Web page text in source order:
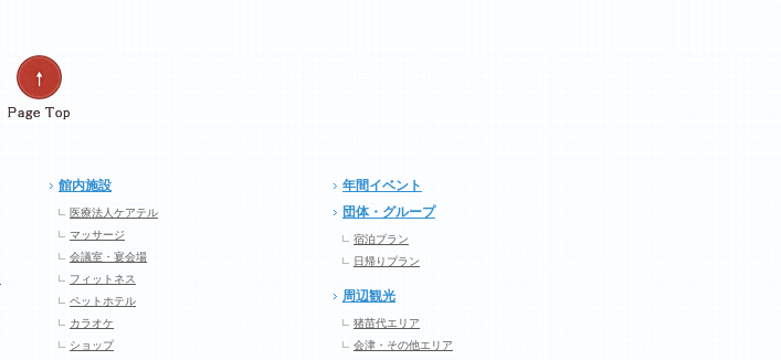
館内施設
医療法人ケアテル
マッサージ
会議室・宴会場
フィットネス
ペットホテル
カラオケ
ショップ
年間イベント
団体・グループ
宿泊プラン
日帰りプラン
周辺観光
猪苗代エリア
会津・その他エリア